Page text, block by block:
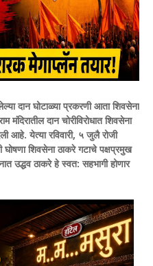
दान घोटाळ्या प्रकरणी आता शिवसेना
दान चोरीविरोधात शिवसेना
आहे. येत्या रविवारी, ५ जुलै रोजी
घोषणा शिवसेना ठाकरे गटाचे पक्षप्रमुख
उद्धव ठाकरे हे स्वत: सहभागी होणार